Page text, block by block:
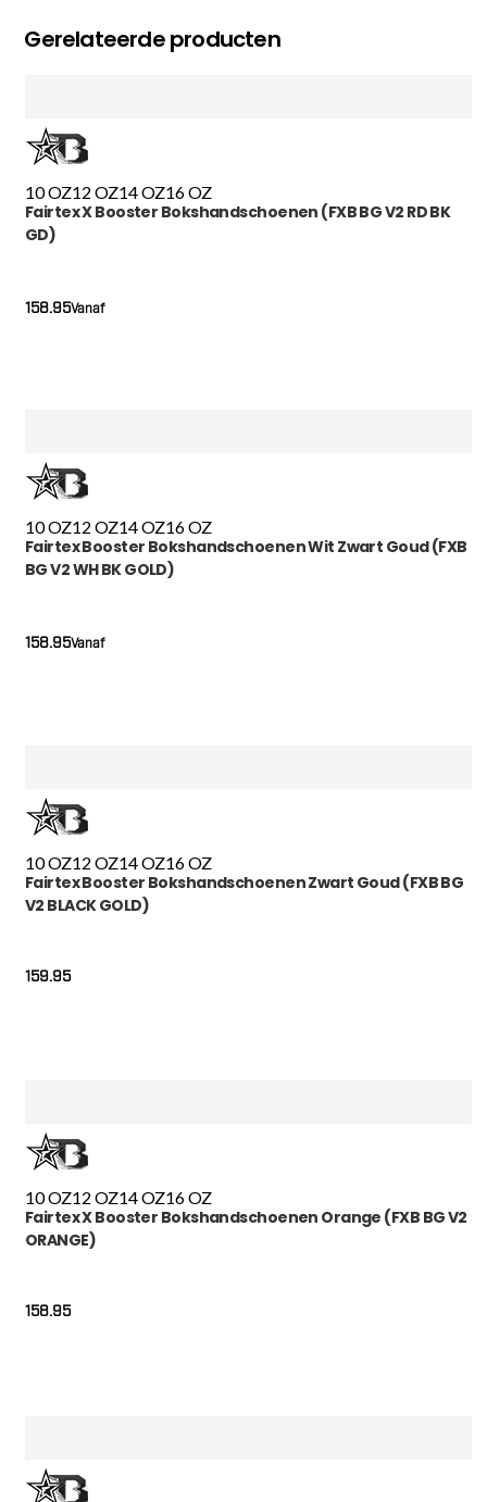
Gerelateerde producten
10 OZ12 OZ14 OZ16 OZ
Fairtex X Booster Bokshandschoenen (FXB BG V2 RD BK
GD)
Vanaf
158.95
10 OZ12 OZ14 OZ16 OZ
Fairtex Booster Bokshandschoenen Wit Zwart Goud (FXB
BG V2 WH BK GOLD)
Vanaf
158.95
10 OZ12 OZ14 OZ16 OZ
Fairtex Booster Bokshandschoenen Zwart Goud (FXB BG
V2 BLACK GOLD)
159.95
10 OZ12 OZ14 OZ16 OZ
Fairtex X Booster Bokshandschoenen Orange (FXB BG V2
ORANGE)
158.95